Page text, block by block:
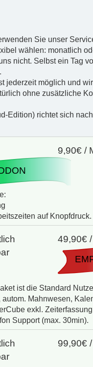
Sie unser
wählen: monatlich
nicht. Selbst ein Tag
jederzeit möglich und
ohne zusätzliche
Edition) richtet sich
9,90€ /
auf Knopfdruck.
49,90€
ist die Standard
Mahnwesen,
exkl.
Support (max. 30min).
99,90€